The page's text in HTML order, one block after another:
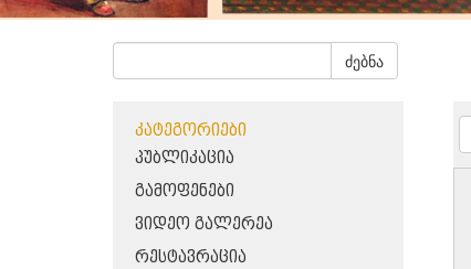
ძებნა
ᲙᲐᲢᲔᲒᲝᲠᲘᲔᲑᲘ
ᲞᲣᲑᲚᲘᲙᲐᲪᲘᲐ
ᲒᲐᲛᲝᲤᲔᲜᲔᲑᲘ
ᲕᲘᲓᲔᲝ ᲒᲐᲚᲔᲠᲔᲐ
ᲠᲔᲡᲢᲐᲕᲠᲐᲪᲘᲐ